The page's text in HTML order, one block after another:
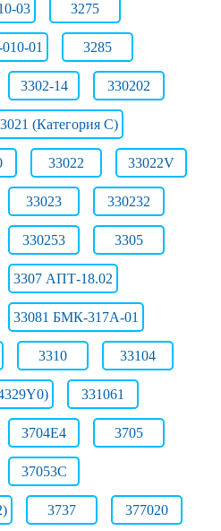
03 3275
01 3285
3302-14 330202
(Категория C)
33022 33022V
33023 330232
330253 3305
3307 АПТ-18.02
33081 БМК-317А-01
3310 33104
331061
3704Е4 3705
37053С
3737 377020